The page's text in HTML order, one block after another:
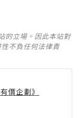
的立場。因此本站對
不負任何法律責
價企劃》